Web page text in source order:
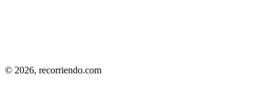
© 2026, recorriendo.com